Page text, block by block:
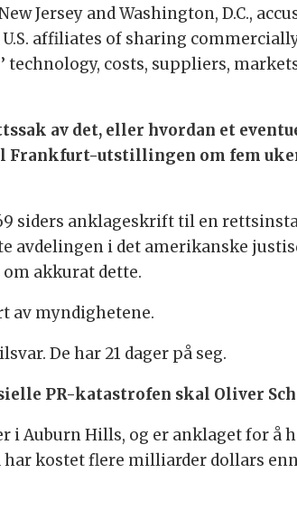
Jersey and Washington, D.C.,
U.S. affiliates of sharing
costs, suppliers,
av det, eller hvordan et
utstillingen om fem
siders anklageskrift til en
avdelingen i det amerikanske
akkurat dette.
av myndighetene.
De har 21 dager på seg.
PR-katastrofen skal Oliver
i Auburn Hills, og er anklaget for å
kostet flere milliarder dollars